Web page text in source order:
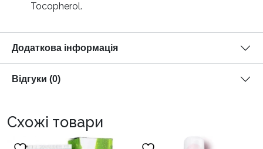
Tocopherol.
Додаткова інформація
Відгуки (0)
Схожі товари